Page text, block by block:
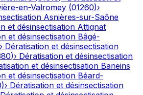
en-Valromey (01260)›
Asnières-sur-Saône
et désinsectisation Attignat
et désinsectisation Bâgé-
› Dératisation et désinsectisation
)› Dératisation et désinsectisation
et désinsectisation Baneins
et désinsectisation Béard-
)› Dératisation et désinsectisation